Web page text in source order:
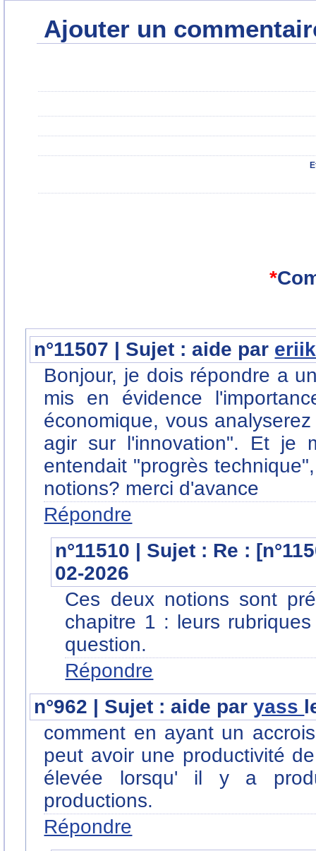
Ajouter un
*
n°11507 | Sujet : aide par
Bonjour, je dois répondre a
mis en évidence
économique, vous
agir sur l'innovation". Et je
entendait "progrès
notions? merci d'avance
Répondre
n°11510 | Sujet : Re :
02-2026
Ces deux notions sont
chapitre 1 : leurs
question.
Répondre
n°962 | Sujet : aide paryass
comment en ayant un
peut avoir une productivité
élevée lorsqu' il y a
productions.
Répondre